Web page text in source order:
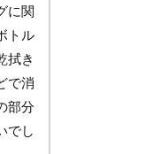
に関
トル
拭き
で消
部分
でし